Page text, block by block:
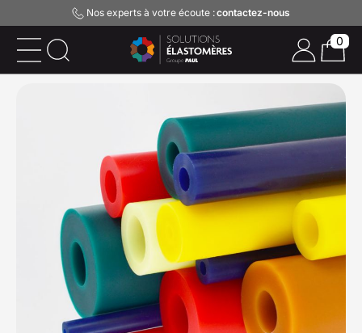
Nos experts à votre écoute :contactez-nous
0